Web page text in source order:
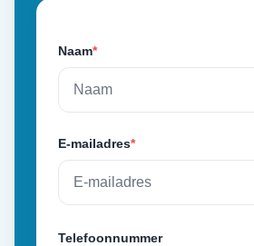
Naam*
E-mailadres*
Telefoonnummer